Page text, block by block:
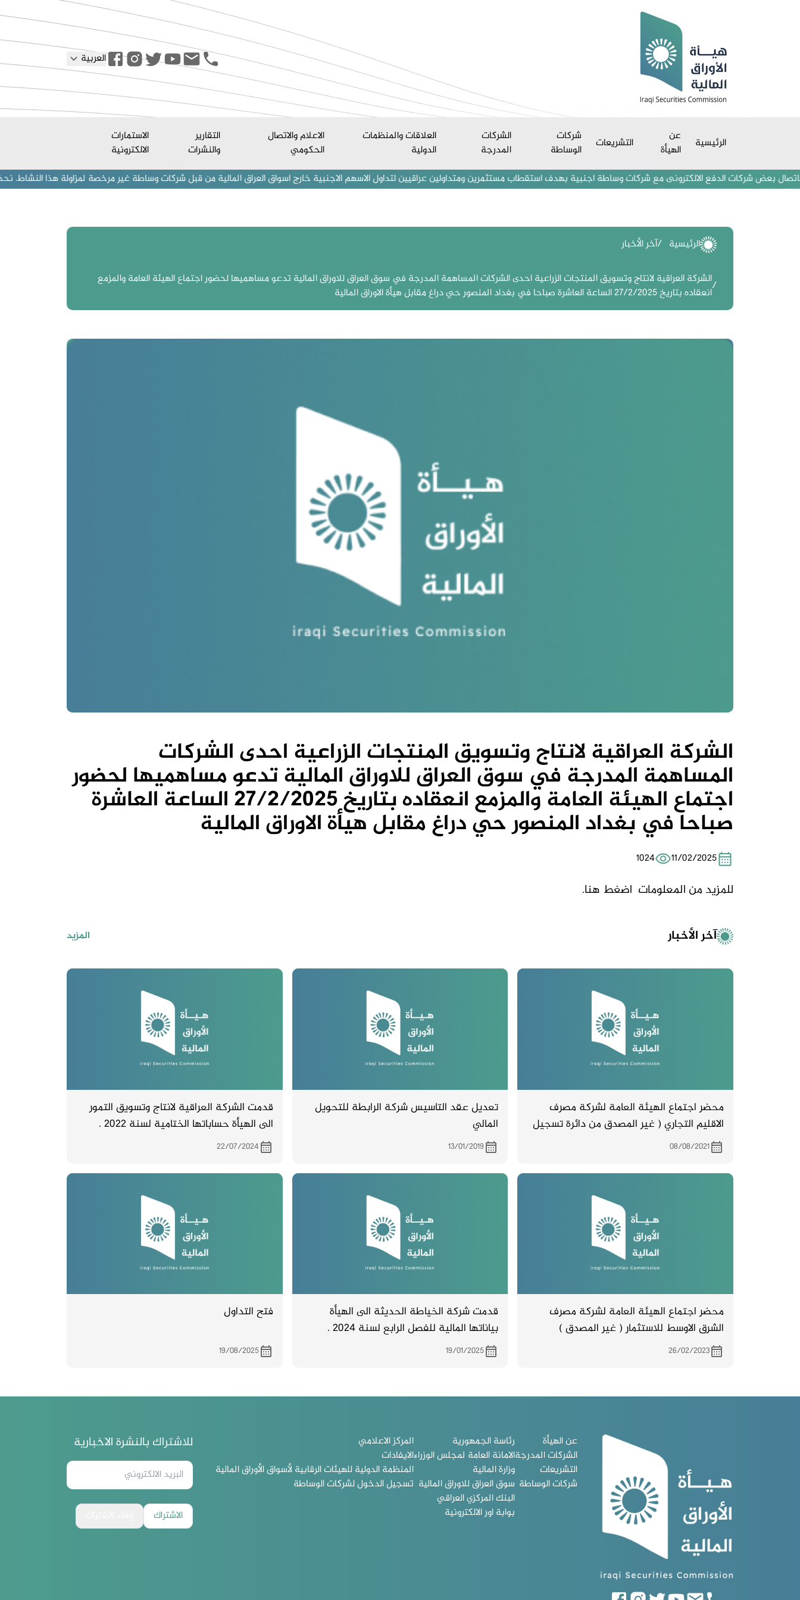
العربية
الرئيسية
عن
الهيأة
التشريعات
شركات
الوساطة
الشركات
المدرجة
العلاقات والمنظمات
الدولية
الاعلام والاتصال
الحكومي
التقارير
والنشرات
الاستمارات
الالكترونية
شركات الدفع الالكترونى مع شركات وساطة اجنبية بهدف استقطاب مستثمرين ومتداولين عراقيين لتداول الاسهم الاجنبية خارج اسواق العراق المالية من قبل شركات وساطة غير مرخصة لمزاولة هذا النشاط. نحذر
الرئيسية آخر الأخبار
الشركة العراقية لانتاج وتسويق المنتجات الزراعية احدى الشركات المساهمة المدرجة في سوق العراق للاوراق المالية تدعو مساهميها لحضور اجتماع الهيئة العامة والمزمع
انعقاده بتاريخ 27/2/2025 الساعة العاشرة صباحا في بغداد المنصور حي دراغ مقابل هيأة الاوراق المالية
الشركة العراقية لانتاج وتسويق المنتجات الزراعية احدى الشركات
المساهمة المدرجة في سوق العراق للاوراق المالية تدعو مساهميها لحضور
اجتماع الهيئة العامة والمزمع انعقاده بتاريخ 27/2/2025 الساعة العاشرة
صباحا في بغداد المنصور حي دراغ مقابل هيأة الاوراق المالية
11/02/2025
1024
للمزيد من المعلومات اضغط هنا.
آخر الأخبار المزيد
محضر اجتماع الهيئة العامة لشركة مصرف
الاقليم التجاري ( غير المصدق من دائرة تسجيل
الشركات ) والمنعقد بتاريخ 1 /8 /2021
08/08/2021
تعديل عقد التاسيس شركة الرابطة للتحويل
المالي
13/01/2019
قدمت الشركة العراقية لانتاج وتسويق التمور
الى الهيأة حساباتها الختامية لسنة 2022 .
22/07/2024
محضر اجتماع الهيئة العامة لشركة مصرف
الشرق الاوسط للاستثمار ( غير المصدق )
والمنعقد بتاريخ 10/2/2023
26/02/2023
قدمت شركة الخياطة الحديثة الى الهيأة
بياناتها المالية للفصل الرابع لسنة 2024 .
19/01/2025
فتح التداول
19/08/2025
عن الهيأة
الشركات المدرجة
التشريعات
شركات الوساطة
رئاسة الجمهورية
الامانة العامة لمجلس الوزراء
وزارة المالية
سوق العراق للاوراق المالية
البنك المركزي العراقي
بوابة اور الالكترونية
المركز الاعلامي
الايفادات
المنظمة الدولية للهيئات الرقابية لأسواق الأوراق المالية
تسجيل الدخول لشركات الوساطة
للاشتراك بالنشرة الاخبارية
الاشتراك